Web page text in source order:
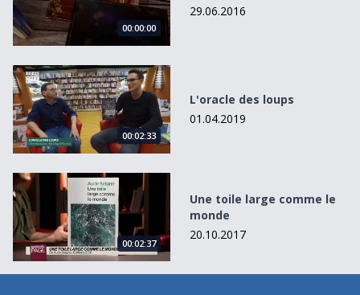
00:00:00
29.06.2016
L&#039;oracle des loups
00:02:33
L'oracle des loups
01.04.2019
Une toile large comme le monde
00:02:37
Une toile large comme le
monde
20.10.2017